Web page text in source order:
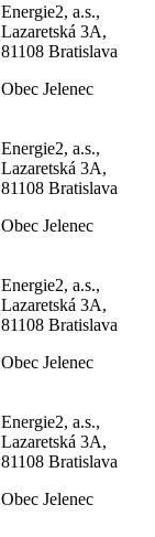
Energie2, a.s.,
Lazaretská 3A,
81108 Bratislava
Obec Jelenec
Energie2, a.s.,
Lazaretská 3A,
81108 Bratislava
Obec Jelenec
Energie2, a.s.,
Lazaretská 3A,
81108 Bratislava
Obec Jelenec
Energie2, a.s.,
Lazaretská 3A,
81108 Bratislava
Obec Jelenec